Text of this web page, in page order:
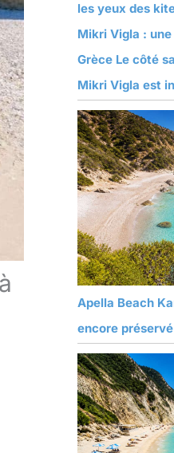
les yeux des
Mikri Vigla :
Grèce Le côté
Mikri Vigla est
Apella Beach
encore préservé